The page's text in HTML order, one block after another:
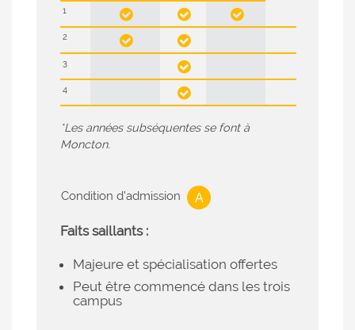
1   
2  
3 
4 
*Les années subséquentes se font à
Moncton.
Condition d’admission A
Faits saillants :
Majeure et spécialisation offertes
Peut être commencé dans les trois
campus